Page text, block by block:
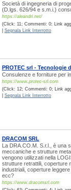
Società di ingegneria di
(D.lgs. 626/94 e s.m.i.)
https://aleandri.net/
(Click: 11; Commenti: 0; Link
Segnala Link Interrotto
PROTEC srl - Tecnologie
Consulenze e forniture per
https://www.protec-srl.com
(Click: 12; Commenti: 0; Link
Segnala Link Interrotto
DRACOM SRL
La DRA.CO.M. S.r.l., è una
meccaniche e strutture
vengono utilizzati nella
strutture retrattili, coperture
industriali, coperture
ecc?
https://www.dracomsrl.com